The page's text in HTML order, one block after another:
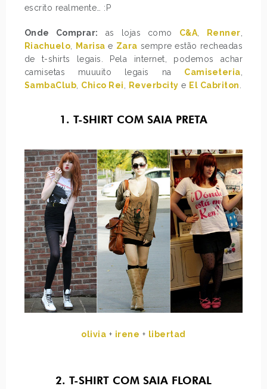
escrito realmente… :P
Onde Comprar: as lojas como C&A Renner
Riachuelo
Marisa e Zara sempre estão recheadas
de t-shirts legais. Pela internet, podemos achar
camisetas muuuito legais na Camiseteria
SambaClub Chico Rei Reverbcity e El Cabriton
1. T-SHIRT COM SAIA PRETA
olivia + irene + libertad
2. T-SHIRT COM SAIA FLORAL